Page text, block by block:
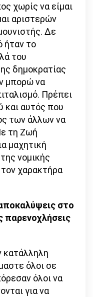
χωρίς να είμαι
αριστερών
Δε
ήταν το
του
δημοκρατίας
μπορώ να
Πρέπει
και αυτός που
των άλλων να
τη Ζωή
μαχητική
νομικής
χαρακτήρα
στο
παρενοχλήσεις
κατάλληλη
όλοι σε
όλοι να
για να